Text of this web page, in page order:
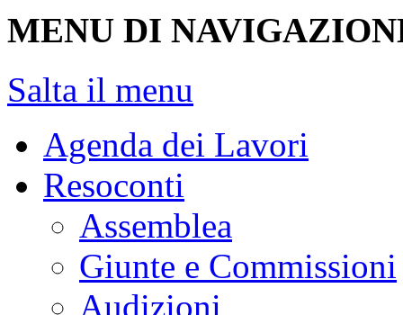
MENU DI
Salta il menu
Agenda dei Lavori
Resoconti
Assemblea
Giunte e Commissioni
Audizioni